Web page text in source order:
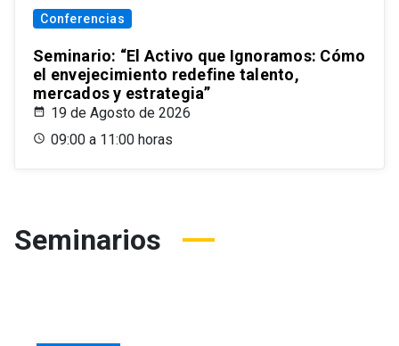
Conferencias
Seminario: “El Activo que Ignoramos: Cómo
el envejecimiento redefine talento,
mercados y estrategia”
19 de Agosto de 2026
09:00 a 11:00 horas
Seminarios